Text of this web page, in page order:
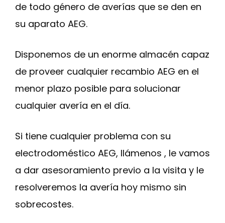
de todo género de averías que se den en
su aparato AEG.
Disponemos de un enorme almacén capaz
de proveer cualquier recambio AEG en el
menor plazo posible para solucionar
cualquier avería en el día.
Si tiene cualquier problema con su
electrodoméstico AEG, llámenos , le vamos
a dar asesoramiento previo a la visita y le
resolveremos la avería hoy mismo sin
sobrecostes.